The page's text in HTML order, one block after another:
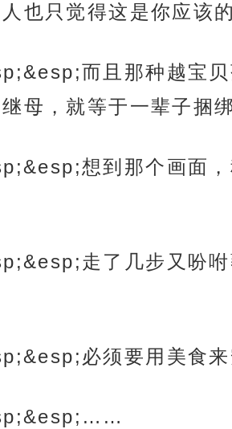
也只觉得这是你应该
而且那种越宝贝
母，就等于一辈子捆
想到那个画面
走了几步又吩
必须要用美食来